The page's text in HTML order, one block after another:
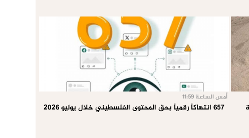
أمس الساعة 11:59
657 انتهاكاً رقمياً بحق المحتوى الفلسطيني خلال يوليو 2026